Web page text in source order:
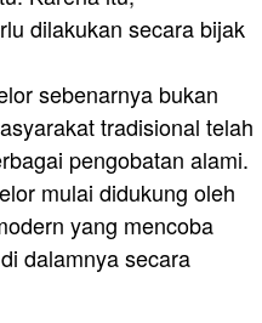
dilakukan secara bijak
sebenarnya bukan
tradisional telah
pengobatan alami.
mulai didukung oleh
yang mencoba
dalamnya secara